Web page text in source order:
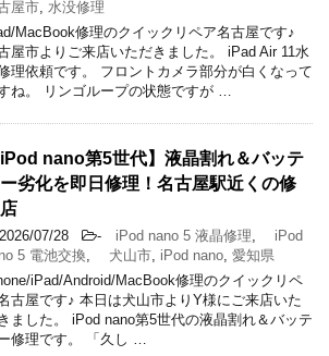
屋市 水没修理
MacBook修理のクイックリペア名古屋です♪
屋市よりご来店いただきました。 iPad Air 11水
理依頼です。 フロントカメラ部分が白くなって
ね。 リンゴループの状態ですが …
iPod nano第5世代】液晶割れ＆バッテ
ー劣化を即日修理！名古屋駅近くの修
2026/07/28 - iPod nano 5 液晶修理
iPod
5 電池交換
犬山市 iPod nano 愛知県
iPad/Android/MacBook修理のクイックリペ
古屋です♪ 本日は犬山市よりY様にご来店いた
ました。 iPod nano第5世代の液晶割れ＆バッテ
修理です。 「久し …